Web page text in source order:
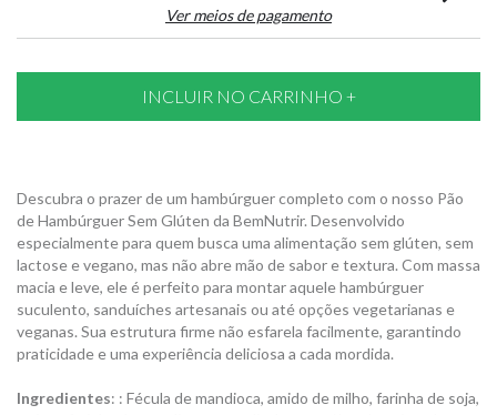
Ver meios de pagamento
Descubra o prazer de um hambúrguer completo com o nosso Pão
de Hambúrguer Sem Glúten da BemNutrir. Desenvolvido
especialmente para quem busca uma alimentação sem glúten, sem
lactose e vegano, mas não abre mão de sabor e textura. Com massa
macia e leve, ele é perfeito para montar aquele hambúrguer
suculento, sanduíches artesanais ou até opções vegetarianas e
veganas. Sua estrutura firme não esfarela facilmente, garantindo
praticidade e uma experiência deliciosa a cada mordida.
Ingredientes: : Fécula de mandioca, amido de milho, farinha de soja,